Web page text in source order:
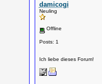
damicogi
Neuling
Offline
Posts: 1
Ich liebe dieses Forum!